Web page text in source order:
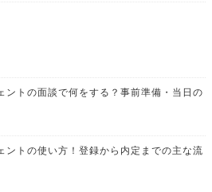
ントの面談で何をする？事前準備・当日の
ントの使い方！登録から内定までの主な流